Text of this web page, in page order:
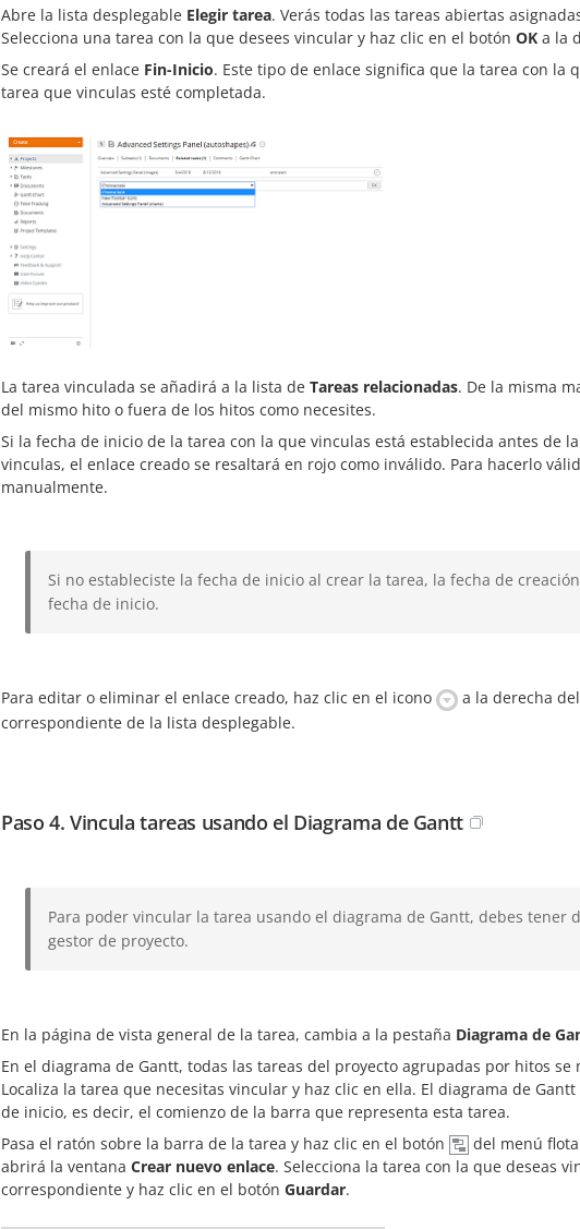
Abre la lista desplegable Elegir tarea. Verás todas las tareas abiertas
Selecciona una tarea con la que desees vincular y haz clic en el botón OK a la
Se creará el enlace Fin-Inicio. Este tipo de enlace significa que la tarea con la
tarea que vinculas esté completada.
La tarea vinculada se añadirá a la lista de Tareas relacionadas. De la misma
del mismo hito o fuera de los hitos como necesites.
Si la fecha de inicio de la tarea con la que vinculas está establecida antes de
vinculas, el enlace creado se resaltará en rojo como inválido. Para hacerlo
manualmente.
Si no estableciste la fecha de inicio al crear la tarea, la fecha de
fecha de inicio.
Para editar o eliminar el enlace creado, haz clic en el icono
a la derecha
correspondiente de la lista desplegable.
Paso 4. Vincula tareas usando el Diagrama de Gantt
Para poder vincular la tarea usando el diagrama de Gantt, debes tener
gestor de proyecto.
En la página de vista general de la tarea, cambia a la pestaña Diagrama de
En el diagrama de Gantt, todas las tareas del proyecto agrupadas por hitos
Localiza la tarea que necesitas vincular y haz clic en ella. El diagrama de
de inicio, es decir, el comienzo de la barra que representa esta tarea.
Pasa el ratón sobre la barra de la tarea y haz clic en el botón
del menú
abrirá la ventana Crear nuevo enlace. Selecciona la tarea con la que deseas
correspondiente y haz clic en el botón Guardar.